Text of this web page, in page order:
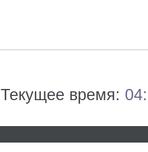
Текущее время: